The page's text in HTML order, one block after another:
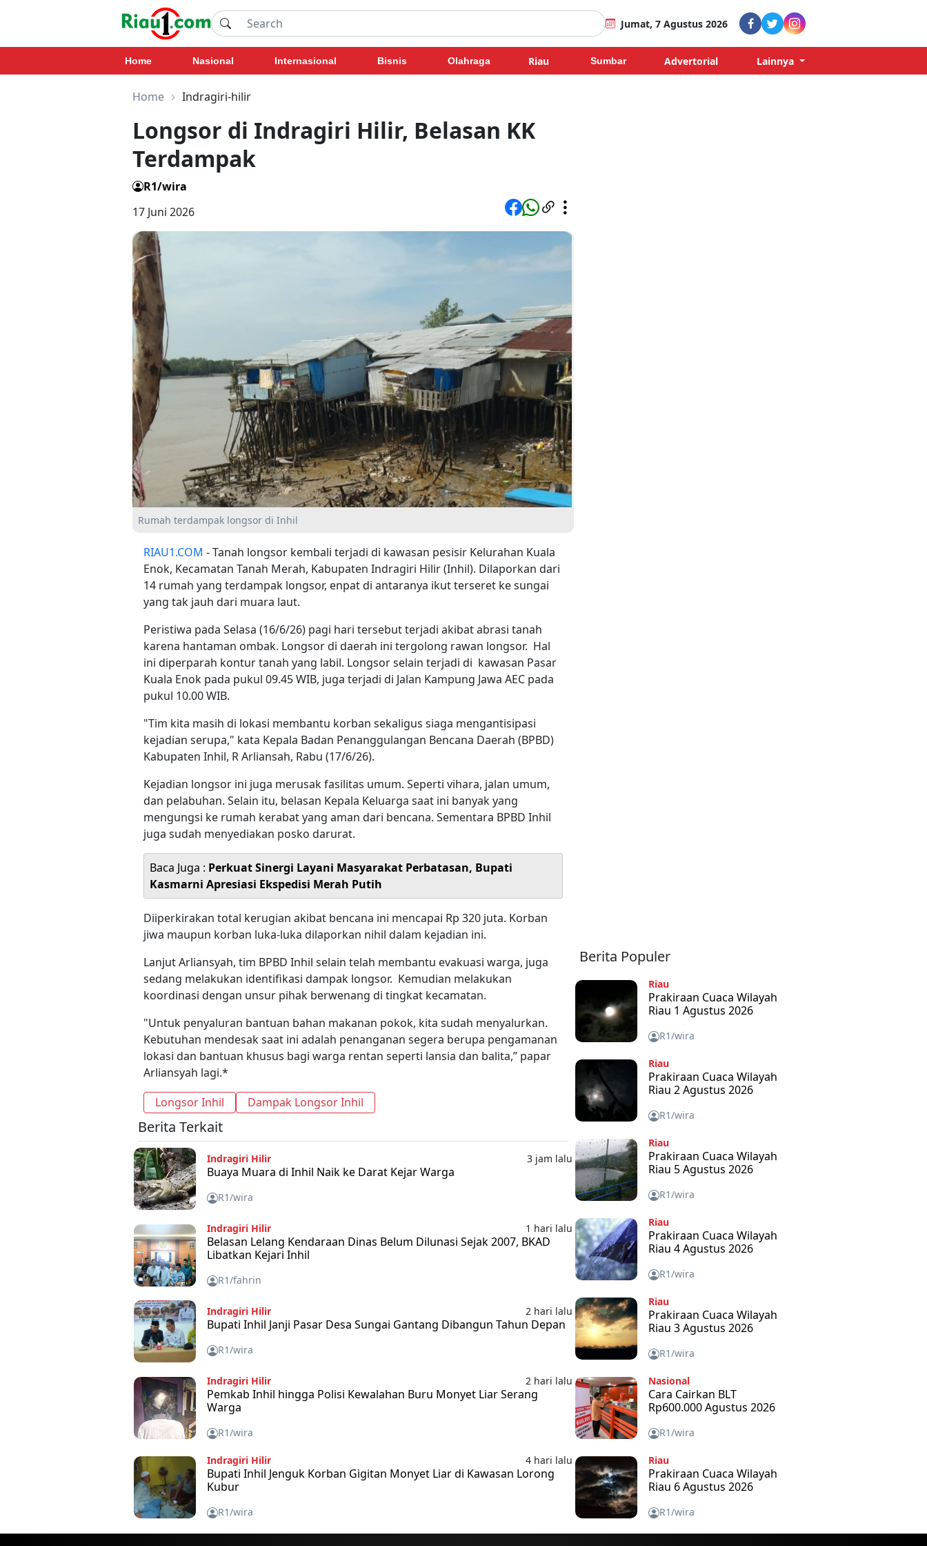
Jumat, 7 Agustus 2026
Home Nasional Internasional Bisnis Olahraga Riau Sumbar Advertorial Lainnya
Home Indragiri-hilir
Longsor di Indragiri Hilir, Belasan KK
Terdampak
R1/wira
17 Juni 2026
Rumah terdampak longsor di Inhil
RIAU1.COM - Tanah longsor kembali terjadi di kawasan pesisir Kelurahan Kuala
Enok, Kecamatan Tanah Merah, Kabupaten Indragiri Hilir (Inhil). Dilaporkan dari
14 rumah yang terdampak longsor, enpat di antaranya ikut terseret ke sungai
yang tak jauh dari muara laut.
Peristiwa pada Selasa (16/6/26) pagi hari tersebut terjadi akibat abrasi tanah
karena hantaman ombak. Longsor di daerah ini tergolong rawan longsor. Hal
ini diperparah kontur tanah yang labil. Longsor selain terjadi di kawasan Pasar
Kuala Enok pada pukul 09.45 WIB, juga terjadi di Jalan Kampung Jawa AEC pada
pukul 10.00 WIB.
"Tim kita masih di lokasi membantu korban sekaligus siaga mengantisipasi
kejadian serupa," kata Kepala Badan Penanggulangan Bencana Daerah (BPBD)
Kabupaten Inhil, R Arliansah, Rabu (17/6/26).
Kejadian longsor ini juga merusak fasilitas umum. Seperti vihara, jalan umum,
dan pelabuhan. Selain itu, belasan Kepala Keluarga saat ini banyak yang
mengungsi ke rumah kerabat yang aman dari bencana. Sementara BPBD Inhil
juga sudah menyediakan posko darurat.
Baca Juga : Perkuat Sinergi Layani Masyarakat Perbatasan, Bupati
Kasmarni Apresiasi Ekspedisi Merah Putih
Diiperkirakan total kerugian akibat bencana ini mencapai Rp 320 juta. Korban
jiwa maupun korban luka-luka dilaporkan nihil dalam kejadian ini.
Lanjut Arliansyah, tim BPBD Inhil selain telah membantu evakuasi warga, juga
sedang melakukan identifikasi dampak longsor. Kemudian melakukan
koordinasi dengan unsur pihak berwenang di tingkat kecamatan.
"Untuk penyaluran bantuan bahan makanan pokok, kita sudah menyalurkan.
Kebutuhan mendesak saat ini adalah penanganan segera berupa pengamanan
lokasi dan bantuan khusus bagi warga rentan seperti lansia dan balita,” papar
Arliansyah lagi.*
Longsor Inhil
Dampak Longsor Inhil
Berita Terkait
Indragiri Hilir 3 jam lalu
Buaya Muara di Inhil Naik ke Darat Kejar Warga
R1/wira
Indragiri Hilir 1 hari lalu
Belasan Lelang Kendaraan Dinas Belum Dilunasi Sejak 2007, BKAD
Libatkan Kejari Inhil
R1/fahrin
Indragiri Hilir 2 hari lalu
Bupati Inhil Janji Pasar Desa Sungai Gantang Dibangun Tahun Depan
R1/wira
Indragiri Hilir 2 hari lalu
Pemkab Inhil hingga Polisi Kewalahan Buru Monyet Liar Serang
Warga
R1/wira
Indragiri Hilir 4 hari lalu
Bupati Inhil Jenguk Korban Gigitan Monyet Liar di Kawasan Lorong
Kubur
R1/wira
Berita Populer
Riau
Prakiraan Cuaca Wilayah
Riau 1 Agustus 2026
R1/wira
Riau
Prakiraan Cuaca Wilayah
Riau 2 Agustus 2026
R1/wira
Riau
Prakiraan Cuaca Wilayah
Riau 5 Agustus 2026
R1/wira
Riau
Prakiraan Cuaca Wilayah
Riau 4 Agustus 2026
R1/wira
Riau
Prakiraan Cuaca Wilayah
Riau 3 Agustus 2026
R1/wira
Nasional
Cara Cairkan BLT
Rp600.000 Agustus 2026
R1/wira
Riau
Prakiraan Cuaca Wilayah
Riau 6 Agustus 2026
R1/wira